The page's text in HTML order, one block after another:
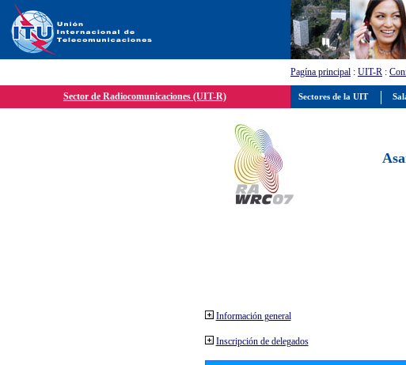
Pagína principal : UIT-R :
Sector de Radiocomunicaciones (UIT-R)
Información general
Inscripción de delegados
Sectores de la UIT